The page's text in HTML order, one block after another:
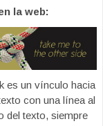
la web:
es un vínculo hacia
con una línea al
del texto, siempre